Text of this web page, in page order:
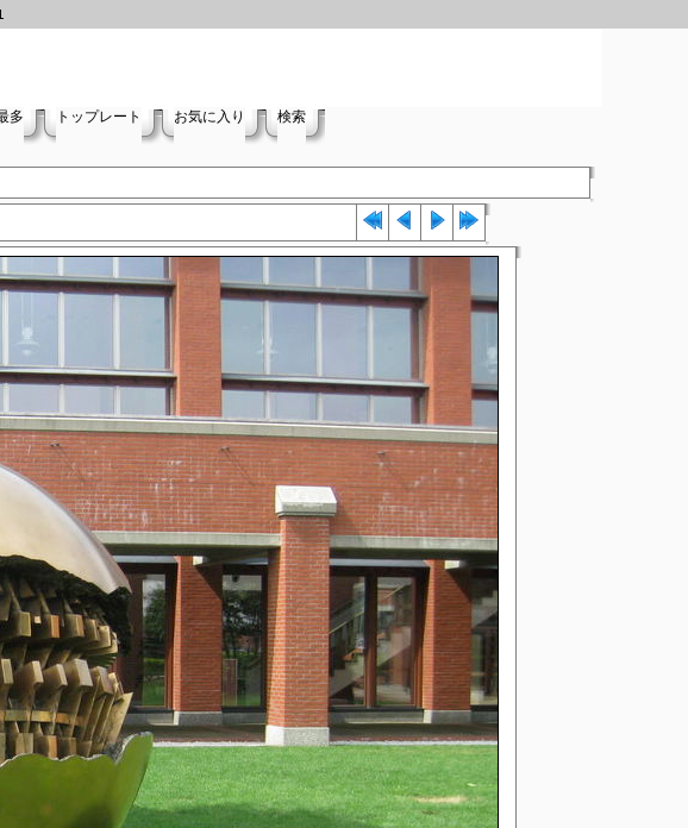
多 トップレート お気に入り 検索